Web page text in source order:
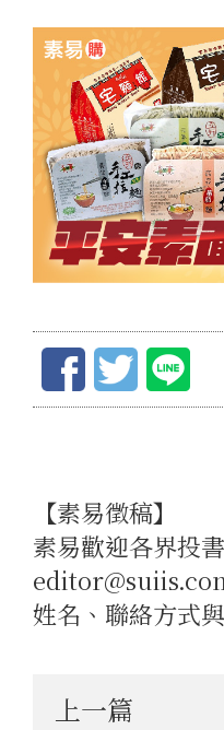
【素易徵稿】
素易歡迎各界投
姓名、聯絡方式
上一篇